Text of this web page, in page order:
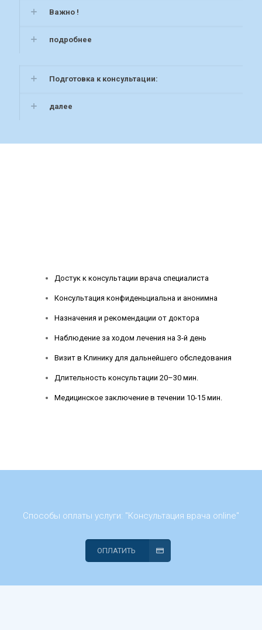
Важно !
подробнее
Подготовка к консультации:
далее
Достук к консультации врача специалиста
Консультация конфиденьциальна и анонимна
Назначения и рекомендации от доктора
Наблюдение за ходом лечения на 3-й день
Визит в Клинику для дальнейшего обследования
Длительность консультации 20–30 мин.
Медицинское заключение в течении 10-15 мин.
Способы оплаты услуги: "Консультация врача online"
ОПЛАТИТЬ